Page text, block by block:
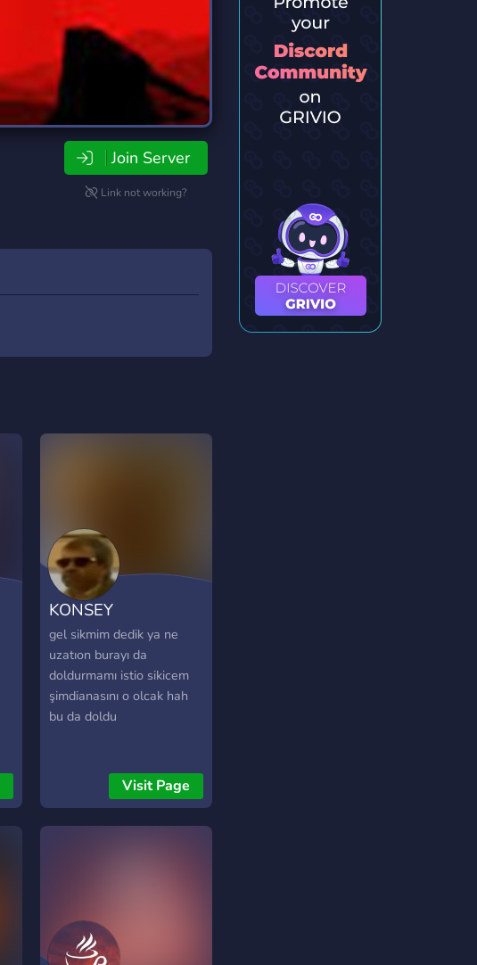
Join Server
Link not working?
KONSEY
gel sikmim dedik ya ne
uzatıon burayı da
doldurmamı istio sikicem
şimdianasını o olcak hah
bu da doldu
Visit Page